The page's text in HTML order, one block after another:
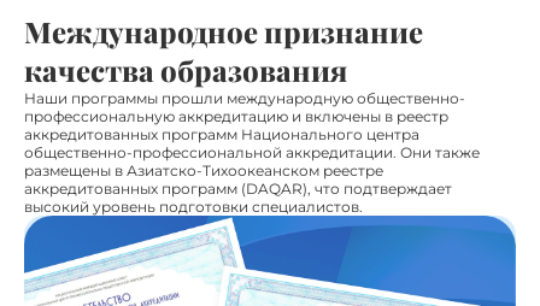
Международное признание
качества образования
Наши программы прошли международную общественно-
профессиональную аккредитацию и включены в реестр
аккредитованных программ Национального центра
общественно-профессиональной аккредитации. Они также
размещены в Азиатско-Тихоокеанском реестре
аккредитованных программ (DAQAR), что подтверждает
высокий уровень подготовки специалистов.